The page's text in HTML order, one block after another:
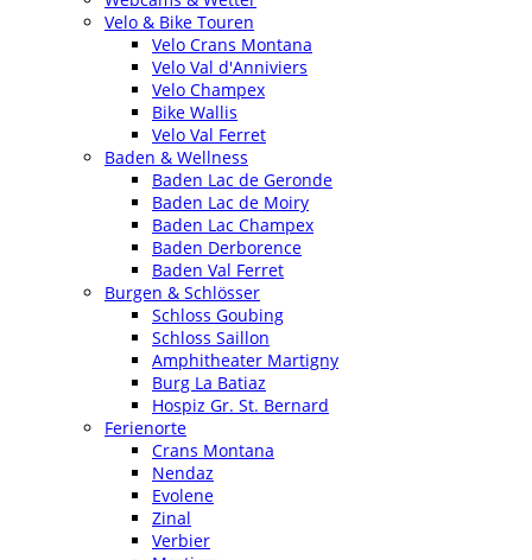
Velo & Bike Touren
Velo Crans Montana
Velo Val d'Anniviers
Velo Champex
Bike Wallis
Velo Val Ferret
Baden & Wellness
Baden Lac de Geronde
Baden Lac de Moiry
Baden Lac Champex
Baden Derborence
Baden Val Ferret
Burgen & Schlösser
Schloss Goubing
Schloss Saillon
Amphitheater Martigny
Burg La Batiaz
Hospiz Gr. St. Bernard
Ferienorte
Crans Montana
Nendaz
Evolene
Zinal
Verbier